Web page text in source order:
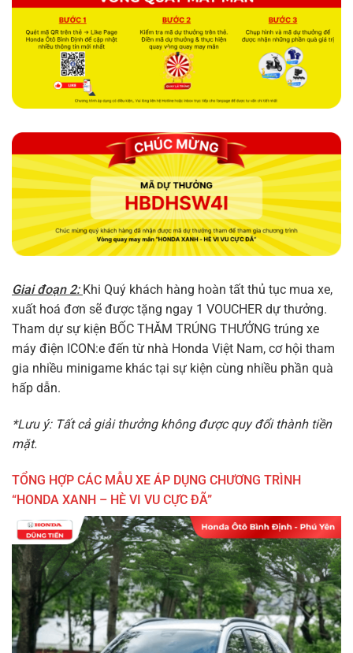
Giai đoạn 2: Khi Quý khách hàng hoàn tất thủ tục mua xe,
xuất hoá đơn sẽ được tặng ngay 1 VOUCHER dự thưởng.
Tham dự sự kiện BỐC THĂM TRÚNG THƯỞNG trúng xe
máy điện ICON:e đến từ nhà Honda Việt Nam, cơ hội tham
gia nhiều minigame khác tại sự kiện cùng nhiều phần quà
hấp dẫn.
*Lưu ý: Tất cả giải thưởng không được quy đổi thành tiền
mặt.
TỔNG HỢP CÁC MẪU XE ÁP DỤNG CHƯƠNG TRÌNH
“HONDA XANH – HÈ VI VU CỰC ĐÃ”